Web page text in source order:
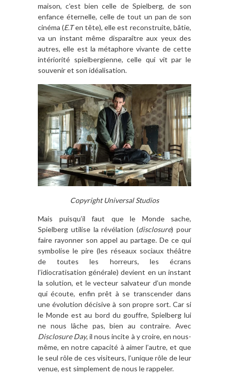
maison, c’est bien celle de Spielberg, de son
enfance éternelle, celle de tout un pan de son
cinéma (E.Ten tête), elle est reconstruite, bâtie,
va un instant même disparaître aux yeux des
autres, elle est la métaphore vivante de cette
intériorité spielbergienne, celle qui vit par le
souvenir et son idéalisation.
Copyright Universal Studios
Mais puisqu’il faut que le Monde sache,
Spielberg utilise la révélation (disclosure) pour
faire rayonner son appel au partage. De ce qui
symbolise le pire (les réseaux sociaux théâtre
de toutes les horreurs, les écrans
l’idiocratisation générale) devient en un instant
la solution, et le vecteur salvateur d’un monde
qui écoute, enfin prêt à se transcender dans
une évolution décisive à son propre sort. Car si
le Monde est au bord du gouffre, Spielberg lui
ne nous lâche pas, bien au contraire. Avec
Disclosure Day, il nous incite à y croire, en nous-
même, en notre capacité à aimer l’autre, et que
le seul rôle de ces visiteurs, l’unique rôle de leur
venue, est simplement de nous le rappeler.